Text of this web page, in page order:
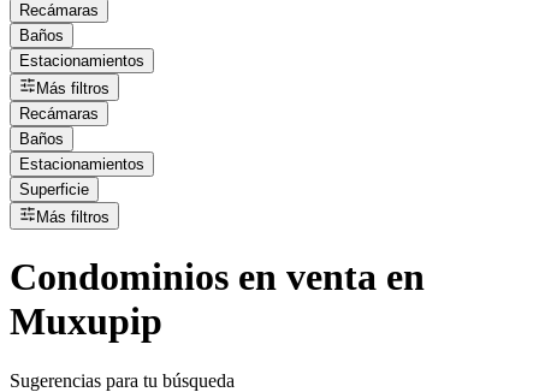
Recámaras
Baños
Estacionamientos
Más filtros
Recámaras
Baños
Estacionamientos
Superficie
Más filtros
Condominios en venta en
Muxupip
Sugerencias para tu búsqueda